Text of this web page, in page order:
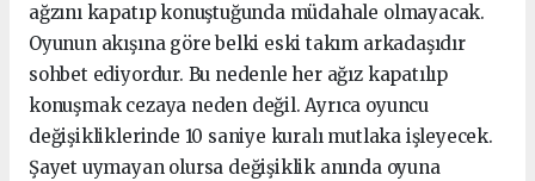
ağzını kapatıp konuştuğunda müdahale olmayacak.
Oyunun akışına göre belki eski takım arkadaşıdır
sohbet ediyordur. Bu nedenle her ağız kapatılıp
konuşmak cezaya neden değil. Ayrıca oyuncu
değişikliklerinde 10 saniye kuralı mutlaka işleyecek.
Şayet uymayan olursa değişiklik anında oyuna